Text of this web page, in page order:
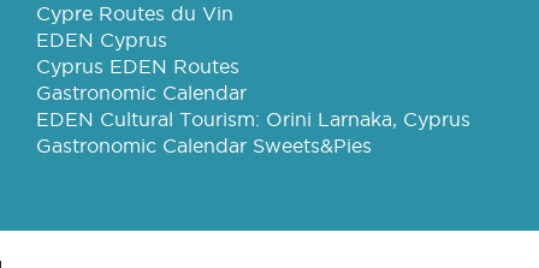
Cypre Routes du Vin
EDEN Cyprus
Cyprus EDEN Routes
Gastronomic Calendar
EDEN Cultural Tourism: Orini Larnaka, Cyprus
Gastronomic Calendar Sweets&Pies